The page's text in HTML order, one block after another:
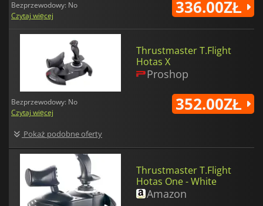
Bezprzewodowy: No
Czytaj więcej
336.00ZŁ
Thrustmaster T.Flight
Hotas X
Proshop
Bezprzewodowy: No
Czytaj więcej
Pokaż podobne oferty
352.00ZŁ
Thrustmaster T.Flight
Hotas One - White
Amazon